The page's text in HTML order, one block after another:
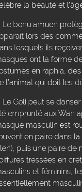
la beauté et
bonu amuen
lors des
lesquels ils
ont la forme
en raphia,
l’animal qui doit les
Goli peut se danser
emprunté aux Wan
masculin est
en paire dans
puis une paire de
tressées en
et féminins,